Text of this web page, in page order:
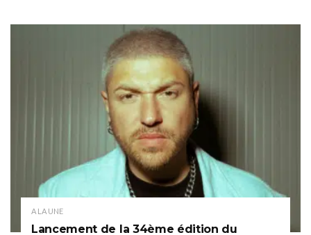
A LA UNE
Lancement de la 34ème édition du